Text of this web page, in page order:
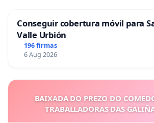
Conseguir cobertura móvil para
Valle Urbión
196 firmas
6 Aug 2026
BAIXADA DO PREZO DO
TRABALLADORAS DAS